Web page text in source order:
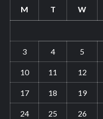
M T W
3 4 5
10 11 12
17 18 19
24 25 26